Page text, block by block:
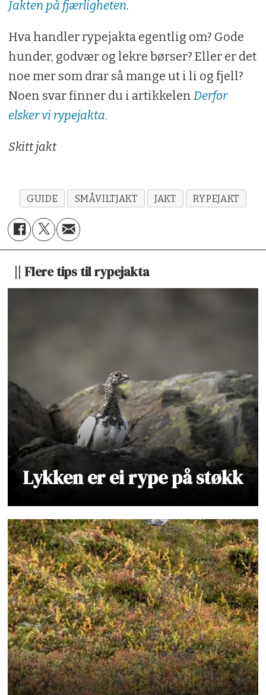
Jakten på fjærligheten.
Hva handler rypejakta egentlig om? Gode
hunder, godvær og lekre børser? Eller er det
noe mer som drar så mange ut i li og fjell?
Noen svar finner du i artikkelen Derfor
elsker vi rypejakta.
Skitt jakt
GUIDE SMÅVILTJAKT JAKT RYPEJAKT
|| Flere tips til rypejakta
Lykken er ei rype på støkk